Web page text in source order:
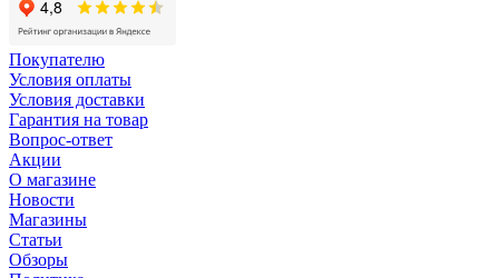
Покупателю
Условия оплаты
Условия доставки
Гарантия на товар
Вопрос-ответ
Акции
О магазине
Новости
Магазины
Статьи
Обзоры